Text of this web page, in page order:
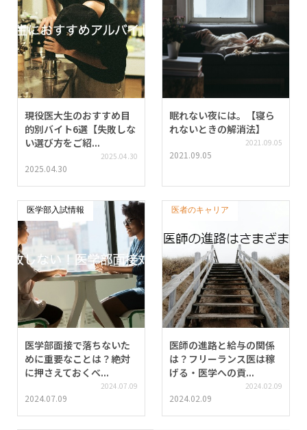
現役医大生のおすすめ目
的別バイト6選【失敗しな
い選び方をご紹...
2025.04.30
2025.04.30
眠れない夜には。【寝ら
れないときの解消法】
2021.09.05
2021.09.05
医学部入試情報
医学部面接で落ちないた
めに重要なことは？絶対
に押さえておくべ...
2024.07.09
2024.07.09
医者のキャリア
医師の進路と給与の関係
は？フリーランス医は稼
げる・医学への貢...
2024.02.09
2024.02.09